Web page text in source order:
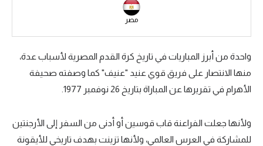
أمم إفريقيا
كرة السلة الأمريكية
كرة يد
مصر
واحدة من أبرز المباريات في تاريخ كرة القدم المصرية لأسباب عدة،
منها الانتصار على فريق قوي عنيد "عنيف" كما وصفته صحيفة
الأهرام في تقريرها عن المباراة بتاريخ 26 نوفمبر 1977.
ولأنها جعلت الفراعنة قاب قوسين أو أدنى من السفر إلى الأرجنتين
للمشاركة في العرس العالمي، ولأنها تزينت بهدف تاريخي للأيقونة